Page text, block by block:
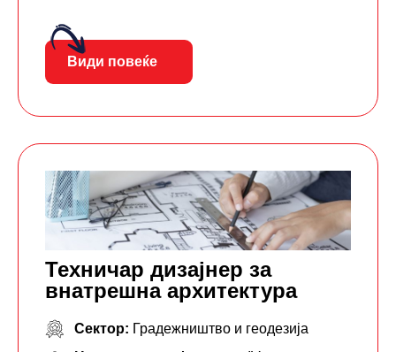
Види повеќе
Техничар дизајнер за
внатрешна архитектура
Сектор: Градежништво и геодезија